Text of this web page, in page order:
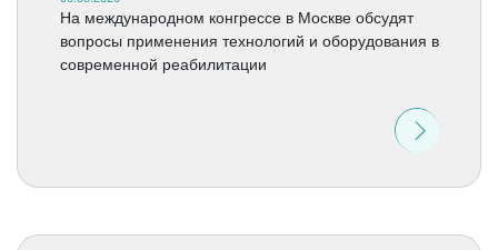
На международном конгрессе в Москве обсудят
вопросы применения технологий и оборудования в
современной реабилитации